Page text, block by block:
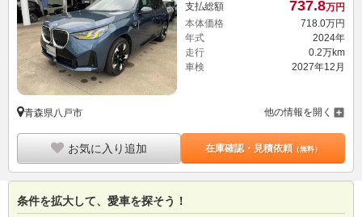
支払総額 737.8万円
本体価格
718. 0万円
年式
2024年
走行
0.2万km
車検
2027年12月
青森県八戸市 他の情報を開く
お気に入り追加 在庫確認・見積依頼（無料）
条件を拡大して、愛車を探そう！